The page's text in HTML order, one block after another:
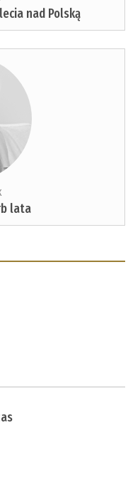
nad Polską
lata